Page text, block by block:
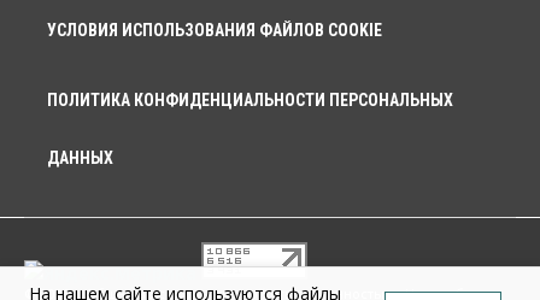
УСЛОВИЯ ИСПОЛЬЗОВАНИЯ ФАЙЛОВ COOKIE
ПОЛИТИКА КОНФИДЕНЦИАЛЬНОСТИ ПЕРСОНАЛЬНЫХ
ДАННЫХ
© 2026 г. Общество с ограниченной ответственностью «Новосибирск
На нашем сайте используются файлы